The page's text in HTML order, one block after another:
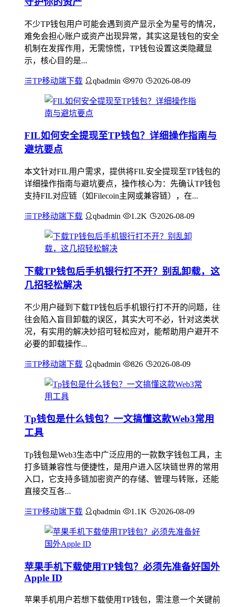
不少TP钱包用户可能会遇到资产显示全为星号的情况，
难免会担心账户或资产出现异常，其实这是钱包的安全
机制在发挥作用，无需惊慌，TP钱包设置这类隐藏显
示，核心目的是...
TP移动端下载 qbadmin 970 2026-08-09
FIL如何安全提现至TP钱包？详细操作指南与
避坑要点
本文针对FIL用户需求，提供将FIL安全提现至TP钱包的
详细操作指南与避坑要点，操作核心为：先确认TP钱包
支持FIL对应链（如Filecoin主网或兼容链），在...
TP移动端下载 qbadmin 1.2K 2026-08-09
下载TP钱包后手机银行打不开？别乱卸载，这
几招轻松解决
不少用户碰到下载TP钱包后手机银行打不开的问题，往
往会陷入盲目卸载的误区，其实大可不必，针对这类状
况，有实用的解决妙招可轻松应对，能帮助用户避开不
必要的卸载操作...
TP移动端下载 qbadmin 826 2026-08-09
Tp钱包是什么钱包？一文搞懂这款Web3常用
工具
Tp钱包是Web3生态中广泛应用的一款数字钱包工具，主
打多链兼容性与便捷性，是用户进入区块链世界的常用
入口，它支持多链加密资产的存储、管理与转账，还能
直接交互各...
TP移动端下载 qbadmin 1.1K 2026-08-09
苹果手机下载使用TP钱包？必须先准备好国外
Apple ID
苹果手机用户若想下载使用TP钱包，需注意一个关键前